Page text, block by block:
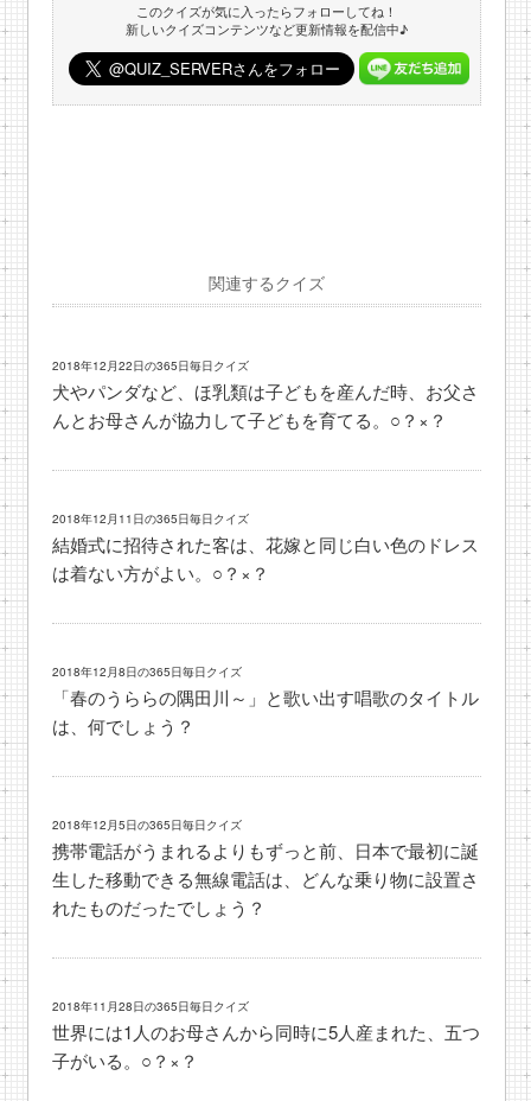
このクイズが気に入ったらフォローしてね！
新しいクイズコンテンツなど更新情報を配信中♪
関連するクイズ
2018年12月22日の365日毎日クイズ
犬やパンダなど、ほ乳類は子どもを産んだ時、お父さ
んとお母さんが協力して子どもを育てる。○？×？
2018年12月11日の365日毎日クイズ
結婚式に招待された客は、花嫁と同じ白い色のドレス
は着ない方がよい。○？×？
2018年12月8日の365日毎日クイズ
「春のうららの隅田川～」と歌い出す唱歌のタイトル
は、何でしょう？
2018年12月5日の365日毎日クイズ
携帯電話がうまれるよりもずっと前、日本で最初に誕
生した移動できる無線電話は、どんな乗り物に設置さ
れたものだったでしょう？
2018年11月28日の365日毎日クイズ
世界には1人のお母さんから同時に5人産まれた、五つ
子がいる。○？×？